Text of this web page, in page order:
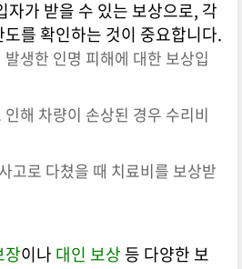
자가 받을 수 있는 보상으로, 각
를 확인하는 것이 중요합니다.
발생한 인명 피해에 대한 보상입
인해 차량이 손상된 경우 수리비
고로 다쳤을 때 치료비를 보상받
장이나 대인 보상 등 다양한 보